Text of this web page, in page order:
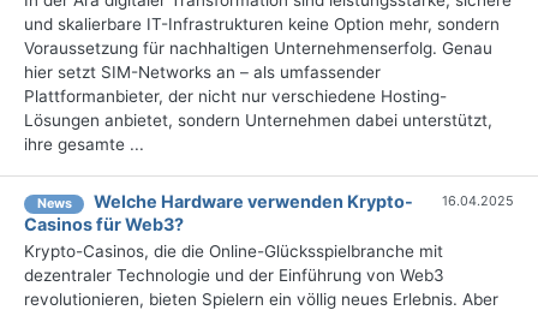
und skalierbare IT-Infrastrukturen keine Option mehr, sondern
Voraussetzung für nachhaltigen Unternehmenserfolg. Genau
hier setzt SIM-Networks an – als umfassender
Plattformanbieter, der nicht nur verschiedene Hosting-
Lösungen anbietet, sondern Unternehmen dabei unterstützt,
ihre gesamte ...
News
Welche Hardware verwenden Krypto-
Casinos für Web3?
16.04.2025
Krypto-Casinos, die die Online-Glücksspielbranche mit
dezentraler Technologie und der Einführung von Web3
revolutionieren, bieten Spielern ein völlig neues Erlebnis. Aber